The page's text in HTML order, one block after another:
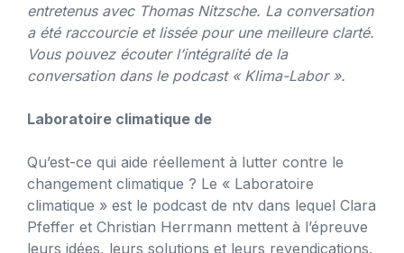
entretenus avec Thomas Nitzsche. La conversation
a été raccourcie et lissée pour une meilleure clarté.
Vous pouvez écouter l’intégralité de la
conversation dans le podcast « Klima-Labor ».
Laboratoire climatique de
Qu’est-ce qui aide réellement à lutter contre le
changement climatique ? Le « Laboratoire
climatique » est le podcast de ntv dans lequel Clara
Pfeffer et Christian Herrmann mettent à l’épreuve
leurs idées, leurs solutions et leurs revendications.